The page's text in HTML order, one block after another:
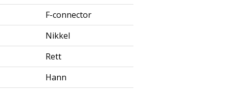
F-connector
Nikkel
Rett
Hann